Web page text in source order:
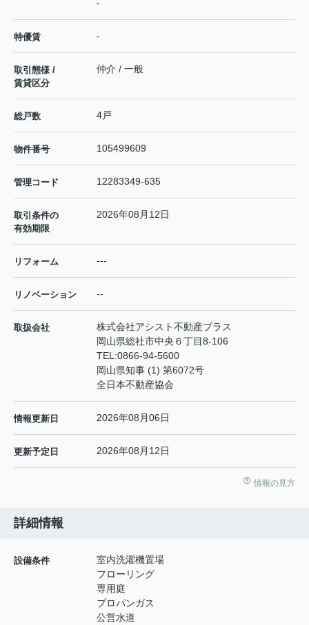
-
特優賃 -
取引態様 /
賃貸区分
仲介 / 一般
総戸数 4戸
物件番号 105499609
管理コード 12283349-635
取引条件の
有効期限
2026年08月12日
リフォーム ---
リノベーション --
取扱会社
株式会社アシスト不動産プラス
岡山県総社市中央６丁目8-106
TEL:0866-94-5600
岡山県知事 (1) 第6072号
全日本不動産協会
情報更新日 2026年08月06日
更新予定日 2026年08月12日
情報の見方
詳細情報
設備条件
室内洗濯機置場
フローリング
専用庭
プロパンガス
公営水道